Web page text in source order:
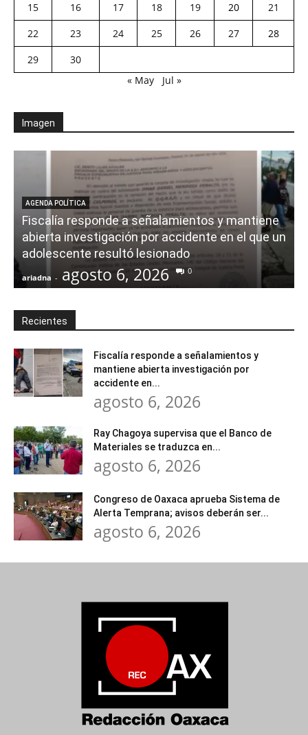
15
16 17 18 19 20
21
22
23 24 25 26 27
28
29
30
« May
Jul »
Imagen
AGENDA POLÍTICA
Fiscalía responde a señalamientos y mantiene
abierta investigación por accidente en el que un
adolescente resultó lesionado
ariadna - agosto 6, 2026 0
Recientes
Fiscalía responde a señalamientos y
mantiene abierta investigación por
accidente en...
agosto 6, 2026
Ray Chagoya supervisa que el Banco de
Materiales se traduzca en...
agosto 6, 2026
Congreso de Oaxaca aprueba Sistema de
Alerta Temprana; avisos deberán ser...
agosto 6, 2026